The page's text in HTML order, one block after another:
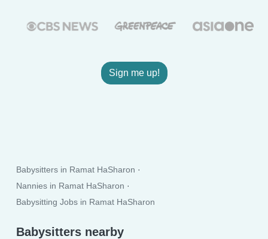
Sign me up!
Babysitters in Ramat HaSharon
Nannies in Ramat HaSharon
Babysitting Jobs in Ramat HaSharon
Babysitters nearby